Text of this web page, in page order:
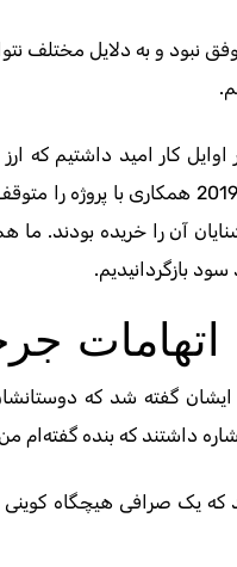
نبود و به دلایل مختلف
کار امید داشتیم که
بردیم و در همان سال 2019
آشنایان آن را خریده بودند.
اتهامات
داشتند که بنده گفته‌ام
که یک صرافی هیچگاه